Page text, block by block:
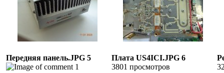
Передняя панель.JPG 5
1
Плата US4ICI.JPG 6
3801 просмотров